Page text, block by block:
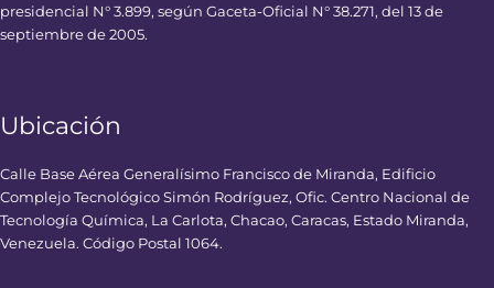
presidencial N° 3.899, según Gaceta-Oficial N° 38.271, del 13 de
septiembre de 2005.
Ubicación
Calle Base Aérea Generalísimo Francisco de Miranda, Edificio
Complejo Tecnológico Simón Rodríguez, Ofic. Centro Nacional de
Tecnología Química, La Carlota, Chacao, Caracas, Estado Miranda,
Venezuela. Código Postal 1064.